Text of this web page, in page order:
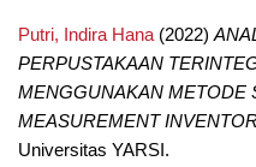
Putri, Indira Hana(2022)
PERPUSTAKAAN
MENGGUNAKAN METODE
MEASUREMENT
Universitas YARSI.